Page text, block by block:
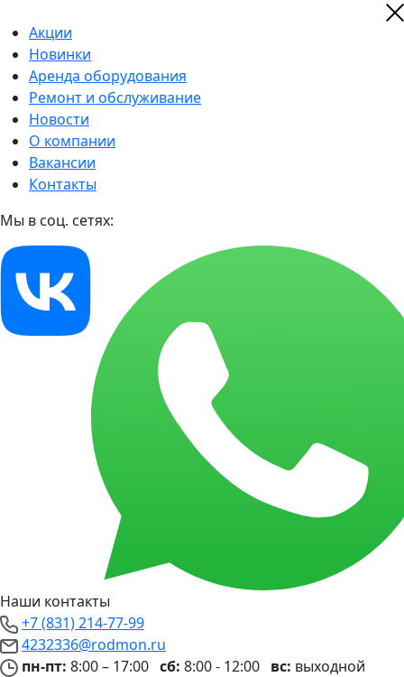
Акции
Новинки
Аренда оборудования
Ремонт и обслуживание
Новости
О компании
Вакансии
Контакты
Мы в соц. сетях:
Наши контакты
+7 (831) 214-77-99
4232336@rodmon.ru
пн-пт: 8:00 – 17:00 сб: 8:00 - 12:00 вс: выходной